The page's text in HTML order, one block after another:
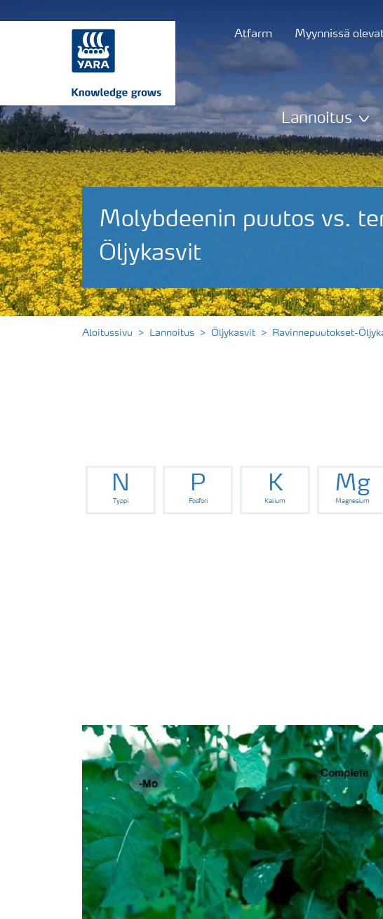
Atfarm Myynnissä
Lannoitus
Molybdeenin puutos vs.
Öljykasvit
Aloitussivu Lannoitus Öljykasvit Ravinnepuutokset-
N
Typpi
P
Fosfori
K
Kalium
Mg
Magnesium